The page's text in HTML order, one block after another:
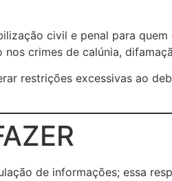
civil e penal para
crimes de calúnia,
restrições excessivas ao
de informações; essa